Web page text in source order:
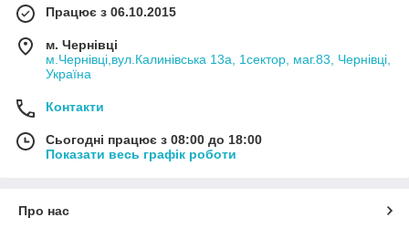
Працює з 06.10.2015
м. Чернівці
м.Чернівці,вул.Калинівська 13а, 1сектор, маг.83, Чернівці,
Україна
Контакти
Сьогодні працює з 08:00 до 18:00
Показати весь графік роботи
Про нас